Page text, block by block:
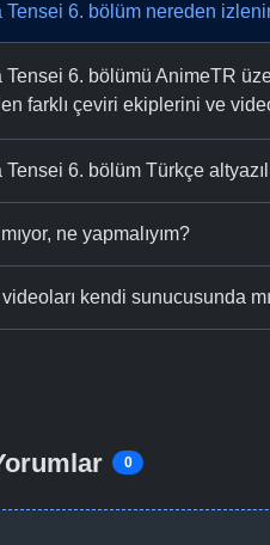
Tensei 6. bölüm nereden
Tensei 6. bölümü AnimeTR
farklı çeviri ekiplerini ve
6. bölüm Türkçe
ne yapmalıyım?
kendi sunucusunda mı
0